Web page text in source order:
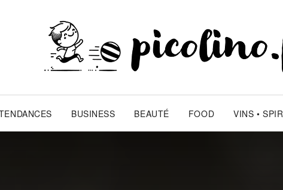
BUSINESS BEAUTÉ FOOD VINS •